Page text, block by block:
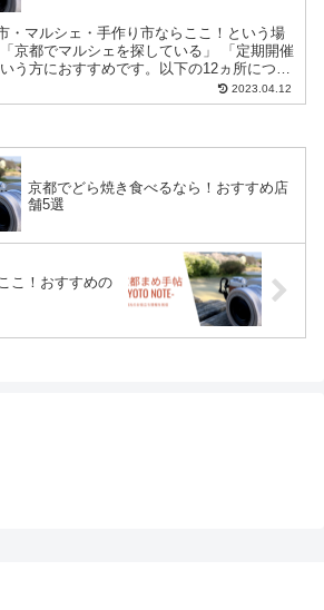
・マルシェ・手作り市ならここ！という場
2023.04.12
京都でどら焼き食べるなら！おすすめ店
舗5選
こ！おすすめの